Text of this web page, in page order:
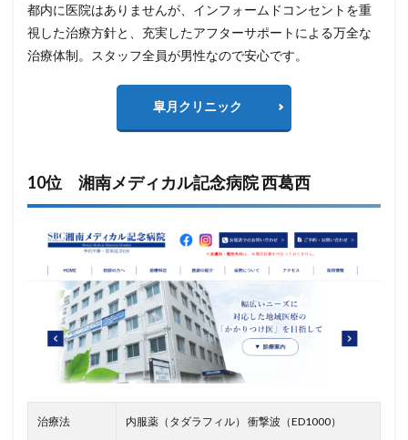
都内に医院はありませんが、インフォームドコンセントを重
視した治療方針と、充実したアフターサポートによる万全な
治療体制。スタッフ全員が男性なので安心です。
皐月クリニック
10位 湘南メディカル記念病院 西葛西
治療法 内服薬（タダラフィル） 衝撃波（ED1000）